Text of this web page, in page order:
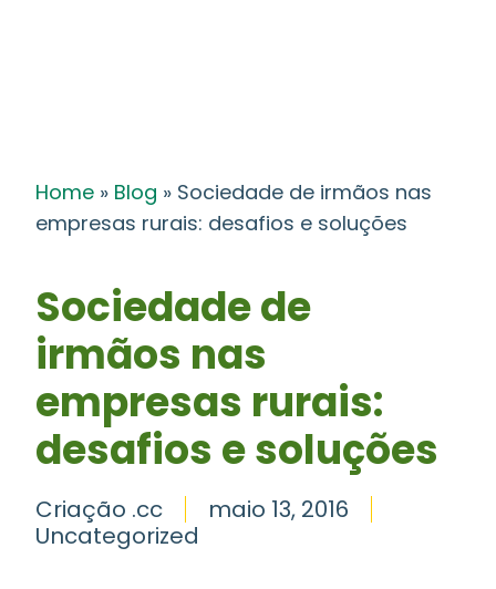
Home » Blog » Sociedade de irmãos nas
empresas rurais: desafios e soluções
Sociedade de
irmãos nas
empresas rurais:
desafios e soluções
Criação .cc
maio 13, 2016
Uncategorized